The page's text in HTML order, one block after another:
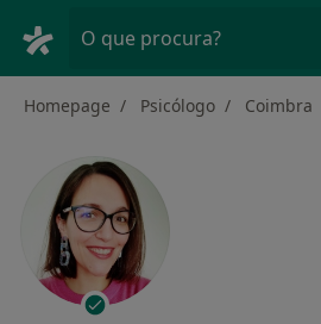
O que procura?
Homepage Psicólogo Coimbra